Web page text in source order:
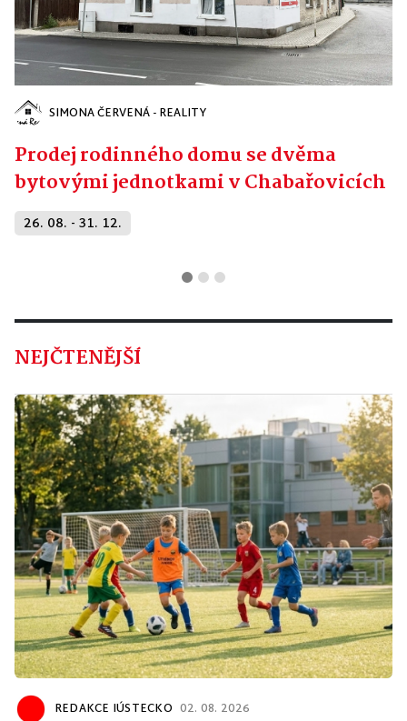
SIMONA ČERVENÁ - REALITY
Prodej rodinného domu se dvěma
bytovými jednotkami v Chabařovicích
26. 08. - 31. 12.
NEJČTENĚJŠÍ
REDAKCE IÚSTECKO 02. 08. 2026